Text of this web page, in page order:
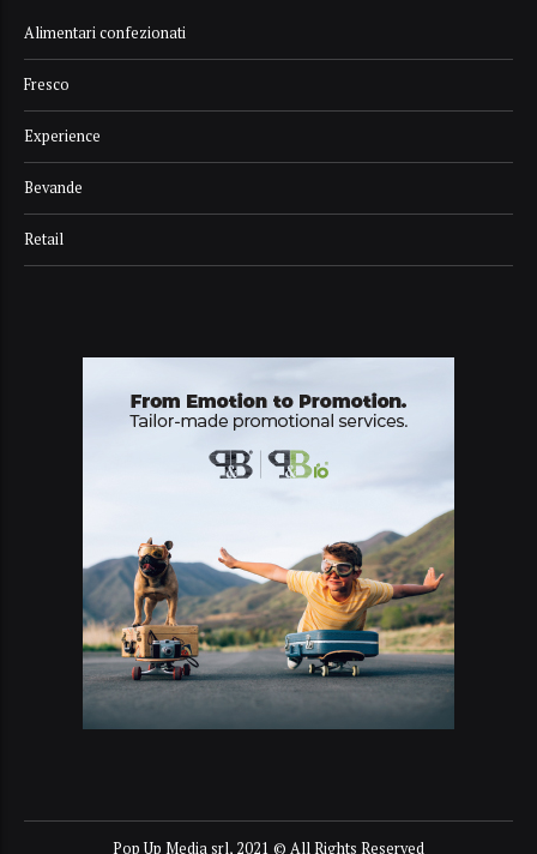
Alimentari confezionati
Fresco
Experience
Bevande
Retail
Pop Up Media srl, 2021 © All Rights Reserved